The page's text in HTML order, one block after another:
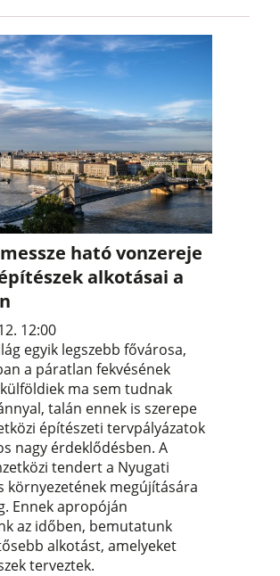
ható vonzereje
alkotásai a
12:00
egyik legszebb fővárosa,
a páratlan fekvésének
ma sem tudnak
talán ennek is szerepe
építészeti tervpályázatok
nagy érdeklődésben. A
tendert a Nyugati
környezetének megújítására
Ennek apropóján
az időben, bemutatunk
alkotást, amelyeket
terveztek.